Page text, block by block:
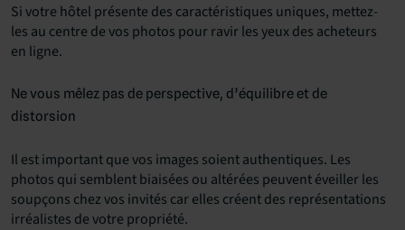
Si votre hôtel présente des caractéristiques uniques, mettez-
les au centre de vos photos pour ravir les yeux des acheteurs
en ligne.
Ne vous mêlez pas de perspective, d’équilibre et de
distorsion
Il est important que vos images soient authentiques. Les
photos qui semblent biaisées ou altérées peuvent éveiller les
soupçons chez vos invités car elles créent des représentations
irréalistes de votre propriété.